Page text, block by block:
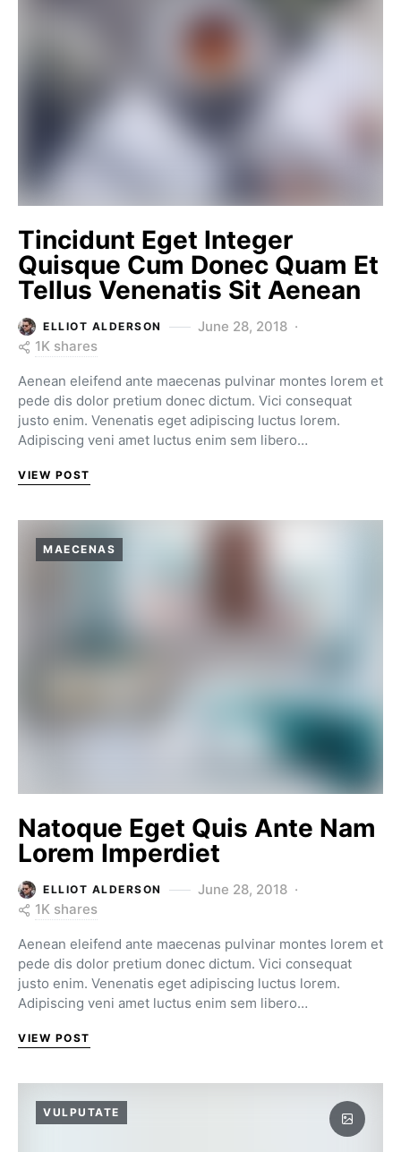
Tincidunt Eget Integer
Quisque Cum Donec Quam Et
Tellus Venenatis Sit Aenean
ELLIOT ALDERSON
June 28, 2018
1K shares
Aenean eleifend ante maecenas pulvinar montes lorem et
pede dis dolor pretium donec dictum. Vici consequat
justo enim. Venenatis eget adipiscing luctus lorem.
Adipiscing veni amet luctus enim sem libero…
VIEW POST
MAECENAS
Natoque Eget Quis Ante Nam
Lorem Imperdiet
ELLIOT ALDERSON
June 28, 2018
1K shares
Aenean eleifend ante maecenas pulvinar montes lorem et
pede dis dolor pretium donec dictum. Vici consequat
justo enim. Venenatis eget adipiscing luctus lorem.
Adipiscing veni amet luctus enim sem libero…
VIEW POST
VULPUTATE